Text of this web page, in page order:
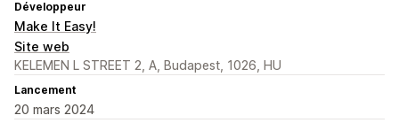
Développeur
Make It Easy!
Site web
KELEMEN L STREET 2, A, Budapest, 1026, HU
Lancement
20 mars 2024